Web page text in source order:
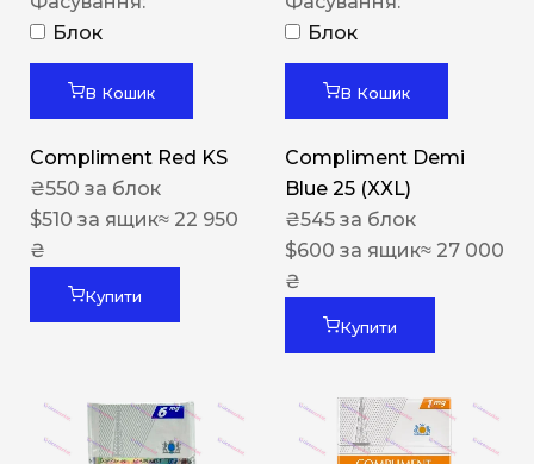
Блок
В Кошик
Compliment Red KS
₴550 за блок
$510 за ящик≈ 22 950
₴
Купити
Блок
В Кошик
Compliment Demi
Blue 25 (XXL)
₴545 за блок
$600 за ящик≈ 27 000
₴
Купити